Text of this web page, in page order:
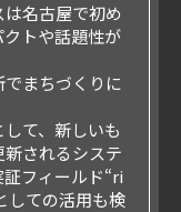
名古屋で初め
トや話題性が
でまちづくりに
て、新しいも
されるシステ
フィールド“ri
しての活用も検